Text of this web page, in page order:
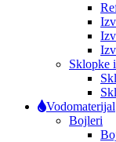
Sklopke
Vodomaterijal
Bojleri